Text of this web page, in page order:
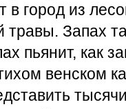
в город из
травы. Запах
пьянит, как
венском